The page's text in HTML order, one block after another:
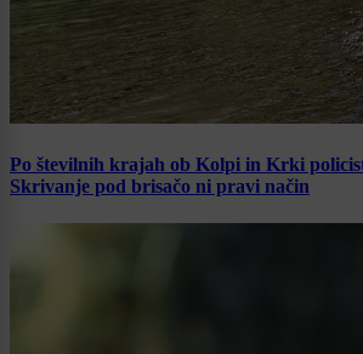
Po številnih krajah ob Kolpi in Krki
Skrivanje pod brisačo ni pravi način